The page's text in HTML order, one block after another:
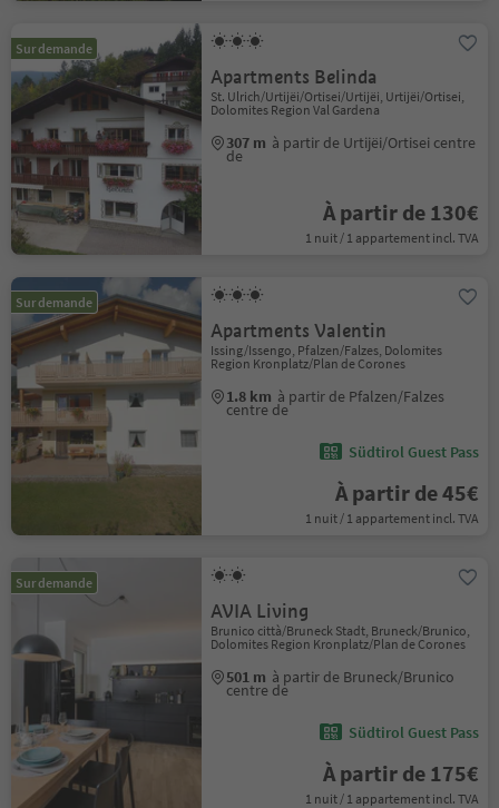
Sur demande
Apartments Belinda
St. Ulrich/Urtijëi/Ortisei/Urtijëi, Urtijëi/Ortisei,
Dolomites Region Val Gardena
307 m à partir de Urtijëi/Ortisei centre
de
À partir de 130€
1 nuit / 1 appartement incl. TVA
Sur demande
Apartments Valentin
Issing/Issengo, Pfalzen/Falzes, Dolomites
Region Kronplatz/Plan de Corones
1.8 km à partir de Pfalzen/Falzes
centre de
Südtirol Guest Pass
À partir de 45€
1 nuit / 1 appartement incl. TVA
Sur demande
AVIA Living
Brunico città/Bruneck Stadt, Bruneck/Brunico,
Dolomites Region Kronplatz/Plan de Corones
501 m à partir de Bruneck/Brunico
centre de
Südtirol Guest Pass
À partir de 175€
1 nuit / 1 appartement incl. TVA